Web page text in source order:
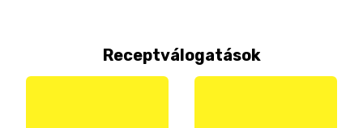
Receptválogatások